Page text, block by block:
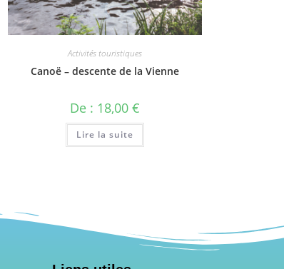
Activités touristiques
Canoë – descente de la Vienne
De : 18,00€
Lire la suite